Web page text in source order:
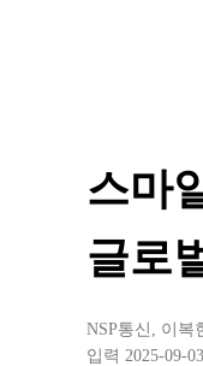
스마
글로
NSP통신 , 이복
입력 2025-09-